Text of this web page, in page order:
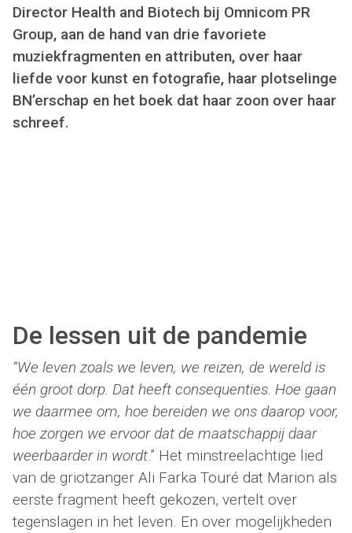
Director Health and Biotech bij Omnicom PR
Group, aan de hand van drie favoriete
muziekfragmenten en attributen, over haar
liefde voor kunst en fotografie, haar plotselinge
BN’erschap en het boek dat haar zoon over haar
schreef.
De lessen uit de pandemie
“We leven zoals we leven, we reizen, de wereld is
één groot dorp. Dat heeft consequenties. Hoe gaan
we daarmee om, hoe bereiden we ons daarop voor,
hoe zorgen we ervoor dat de maatschappij daar
weerbaarder in wordt.” Het minstreelachtige lied
van de griotzanger Ali Farka Touré dat Marion als
eerste fragment heeft gekozen, vertelt over
tegenslagen in het leven. En over mogelijkheden